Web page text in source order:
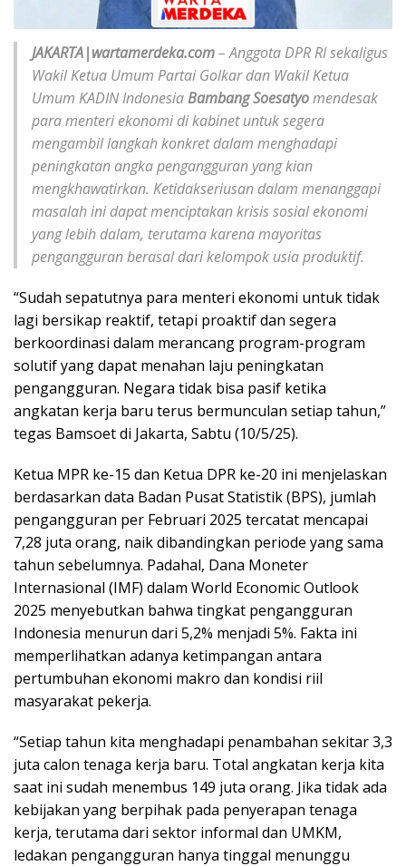
JAKARTA|wartamerdeka.com– Anggota DPR RI sekaligus
Wakil Ketua Umum Partai Golkar dan Wakil Ketua
Umum KADIN IndonesiaBambang Soesatyomendesak
para menteri ekonomi di kabinet untuk segera
mengambil langkah konkret dalam menghadapi
peningkatan angka pengangguran yang kian
mengkhawatirkan. Ketidakseriusan dalam menanggapi
masalah ini dapat menciptakan krisis sosial ekonomi
yang lebih dalam, terutama karena mayoritas
pengangguran berasal dari kelompok usia produktif.
“Sudah sepatutnya para menteri ekonomi untuk tidak
lagi bersikap reaktif, tetapi proaktif dan segera
berkoordinasi dalam merancang program-program
solutif yang dapat menahan laju peningkatan
pengangguran. Negara tidak bisa pasif ketika
angkatan kerja baru terus bermunculan setiap tahun,”
tegas Bamsoet di Jakarta, Sabtu (10/5/25).
Ketua MPR ke-15 dan Ketua DPR ke-20 ini menjelaskan
berdasarkan data Badan Pusat Statistik (BPS), jumlah
pengangguran per Februari 2025 tercatat mencapai
7,28 juta orang, naik dibandingkan periode yang sama
tahun sebelumnya. Padahal, Dana Moneter
Internasional (IMF) dalam World Economic Outlook
2025 menyebutkan bahwa tingkat pengangguran
Indonesia menurun dari 5,2% menjadi 5%. Fakta ini
memperlihatkan adanya ketimpangan antara
pertumbuhan ekonomi makro dan kondisi riil
masyarakat pekerja.
“Setiap tahun kita menghadapi penambahan sekitar 3,3
juta calon tenaga kerja baru. Total angkatan kerja kita
saat ini sudah menembus 149 juta orang. Jika tidak ada
kebijakan yang berpihak pada penyerapan tenaga
kerja, terutama dari sektor informal dan UMKM,
ledakan pengangguran hanya tinggal menunggu